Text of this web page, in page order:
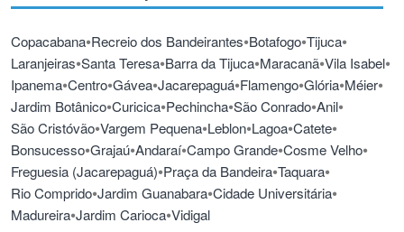
Copacabana•Recreio dos Bandeirantes•Botafogo•Tijuca•
Laranjeiras•Santa Teresa•Barra da Tijuca•Maracanã•Vila Isabel•
Ipanema•Centro•Gávea•Jacarepaguá•Flamengo•Glória•Méier•
Jardim Botânico•Curicica•Pechincha•São Conrado•Anil•
São Cristóvão•Vargem Pequena•Leblon•Lagoa•Catete•
Bonsucesso•Grajaú•Andaraí•Campo Grande•Cosme Velho•
Freguesia (Jacarepaguá)•Praça da Bandeira•Taquara•
Rio Comprido•Jardim Guanabara•Cidade Universitária•
Madureira•Jardim Carioca•Vidigal